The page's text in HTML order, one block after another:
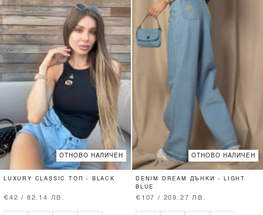
ОТНОВО НАЛИЧЕН
LUXURY CLASSIC ТОП - BLACK
€42 / 82.14 ЛВ.
ОТНОВО НАЛИЧЕН
DENIM DREAM ДЪНКИ - LIGHT
BLUE
€107 / 209.27 ЛВ.